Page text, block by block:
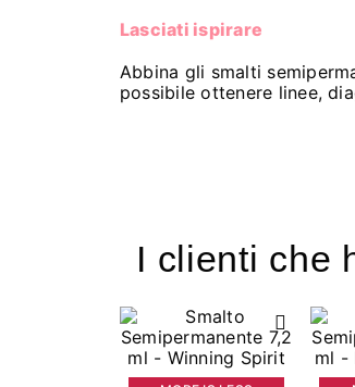
Lasciati ispirare
Abbina gli smalti
possibile ottenere linee,
I clienti che